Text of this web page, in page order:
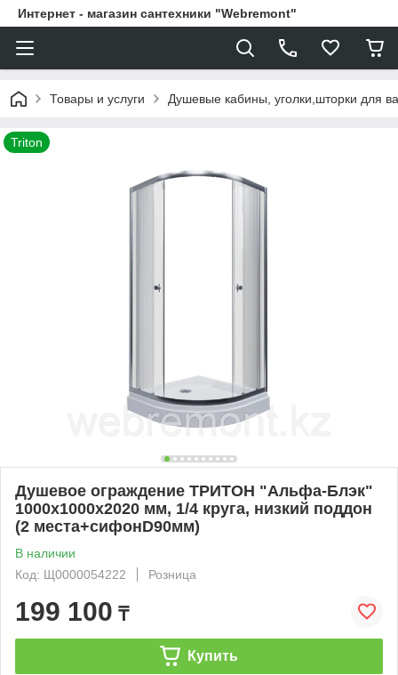
Интернет - магазин сантехники "Webremont"
Товары и услуги Душевые кабины, уголки,шторки для
Triton
Душевое ограждение ТРИТОН "Альфа-Блэк"
1000х1000х2020 мм, 1/4 круга, низкий поддон
(2 места+сифонD90мм)
В наличии
Код: Щ0000054222
Розница
199 100 ₸
Купить